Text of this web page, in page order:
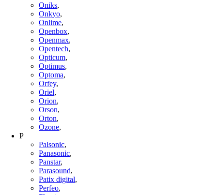
Oniks,
Onkyo,
Onlime,
Openbox,
Openmax,
Opentech,
Opticum,
Optimus,
Optoma,
Orfey,
Oriel,
Orion,
Orson,
Orton,
Ozone,
P
Palsonic,
Panasonic,
Panstar,
Parasound,
Patix digital,
Perfeo,